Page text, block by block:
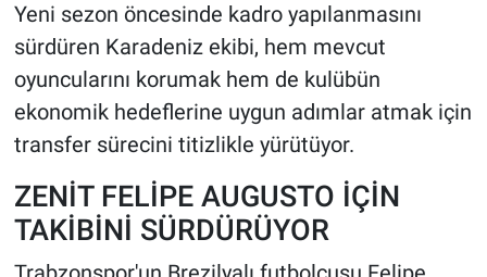
Yeni sezon öncesinde kadro yapılanmasını
sürdüren Karadeniz ekibi, hem mevcut
oyuncularını korumak hem de kulübün
ekonomik hedeflerine uygun adımlar atmak için
transfer sürecini titizlikle yürütüyor.
ZENİT FELİPE AUGUSTO İÇİN
TAKİBİNİ SÜRDÜRÜYOR
Bilim, Teknoloji